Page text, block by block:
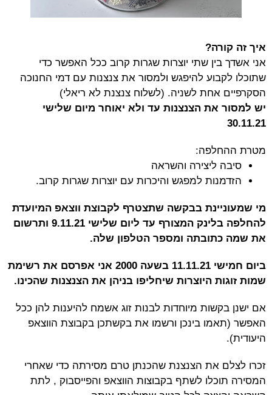
איך זה קורה?
אני אשדך בין שתי יוצרות שגרות קרוב ככל האפשר כדי
שתוכלו לקבוע להיפגש ולמסור את צנצנות עם דמי החנוכה
הסקרפיים אחת לשניה. (לשלוח צנצנת לא ריאלי)
יש למסור את הצנצנות עד ולא יאוחר מיום שלישי
30.11.21
מטרת ההחלפה:
סיבה ליצירה והשראה
הזדמנות למפגש והיכרות עם יוצרות שגרות קרוב.
מי שמעוניינת בבקשה שתצטרף לקבוצת ווצאפ המיועדת
להחלפה בלינק המצורף עד ליום שלישי 9.11.21 ותרשום
את שמה כתובתה ומספר הטלפון שלה.
ביום חמישי 11.11.21 בשעה 2000 אני אפרסם את רשימת
שמות זוגות היוצרות שיחליפו בניהן את הצנצנות שהכינו.
אם ישנן בקשות מיוחדות לבנות זוג אשמח להיענות להן ככל
האפשר (תאמו בינכן ורשמו את בקשתכן בקבוצת הווצאפ
היעודית).
זכרו לצלם את הצנצנת שהכנתן טרם מסירתה כדי שאחרי
המסירה תוכלו לשתף בקבוצות הווצאפ והפייסבוק , לתת